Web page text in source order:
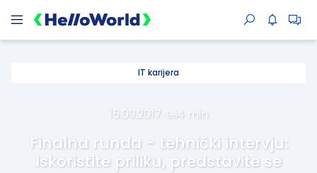
IT karijera
15.09.2017. 4 min
Finalna runda - tehnički intervju:
Iskoristite priliku, predstavite se